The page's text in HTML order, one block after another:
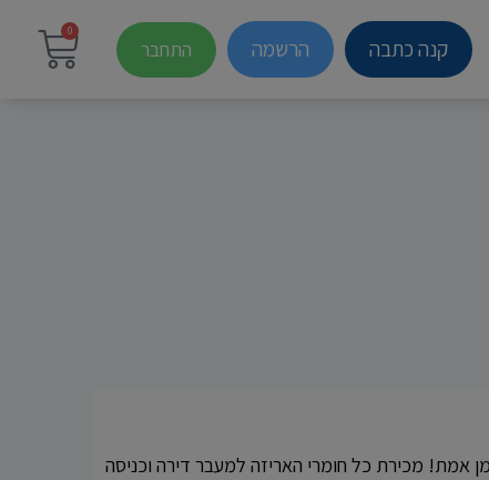
קנה כתבה הרשמה התחבר
0
אמת! מכירת כל חומרי האריזה למעבר דירה וכניסה